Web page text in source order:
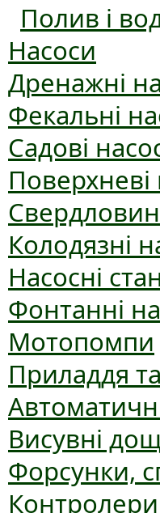
Полив і
Насоси
Дренажні
Фекальні
Садові
Поверхневі
Колодязні
Насосні
Фонтанні
Мотопомпи
Приладдя
Висувні
Форсунки,
Контролери